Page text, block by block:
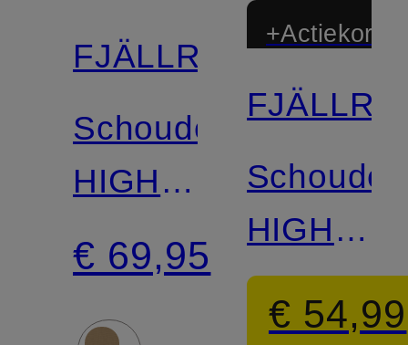
FJÄLLRÄVEN
Schoudertas
HIGH
COAST
€ 69,95
HIGH
COAST
€ 54,99